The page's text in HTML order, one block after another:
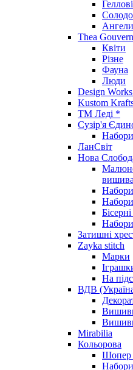
Thea
Квіти
Різне
Фауна
Люди
Design
Kustom
ТМ Леді *
Сузір'я
ЛанСвіт
Нова
Затишні
Zayka stitch
Марки
На
ВДВ
Mirabilia
Кольорова
Шопер